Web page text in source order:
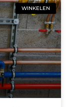
WINKELEN